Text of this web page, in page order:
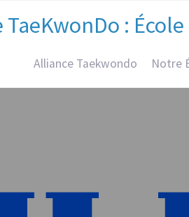
:
Alliance Taekwondo Notre